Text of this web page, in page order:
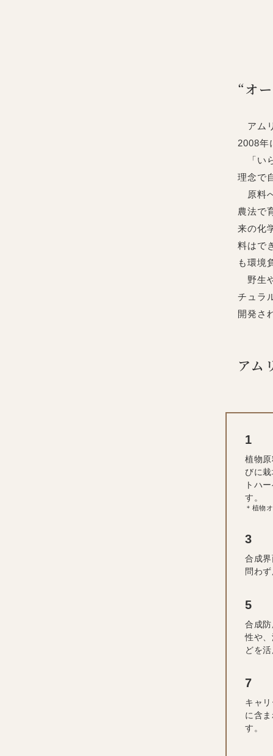
“オ
アム
2008年
「い
理念で
原料
農法で
来の化
料はで
も環境
野生
チュラ
開発さ
アム
植物
びに
トハ
す。
＊植物
合成
問わ
合成
性や
どを
キャ
に含
す。